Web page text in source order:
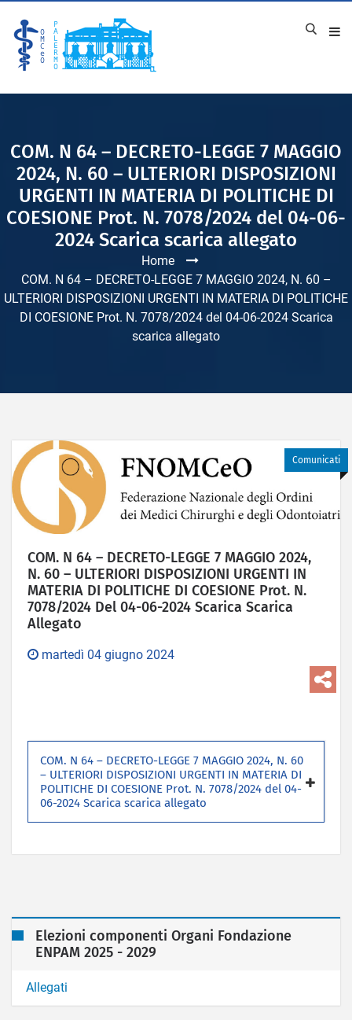
COM. N 64 – DECRETO-LEGGE 7 MAGGIO
2024, N. 60 – ULTERIORI DISPOSIZIONI
URGENTI IN MATERIA DI POLITICHE DI
COESIONE Prot. N. 7078/2024 del 04-06-
2024 Scarica scarica allegato
Home
COM. N 64 – DECRETO-LEGGE 7 MAGGIO 2024, N. 60 –
ULTERIORI DISPOSIZIONI URGENTI IN MATERIA DI POLITICHE
DI COESIONE Prot. N. 7078/2024 del 04-06-2024 Scarica
scarica allegato
Comunicati
COM. N 64 – DECRETO-LEGGE 7 MAGGIO 2024,
N. 60 – ULTERIORI DISPOSIZIONI URGENTI IN
MATERIA DI POLITICHE DI COESIONE Prot. N.
7078/2024 Del 04-06-2024 Scarica Scarica
Allegato
martedì 04 giugno 2024
COM. N 64 – DECRETO-LEGGE 7 MAGGIO 2024, N. 60
– ULTERIORI DISPOSIZIONI URGENTI IN MATERIA DI
POLITICHE DI COESIONE Prot. N. 7078/2024 del 04-
06-2024 Scarica scarica allegato
Elezioni componenti Organi Fondazione
ENPAM 2025 - 2029
Allegati